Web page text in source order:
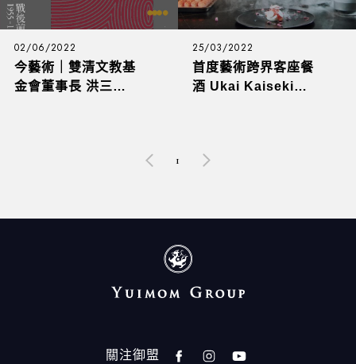
02/06/2022
今藝術｜雙清文教基
金會董事長 洪三雄
25/03/2022
首度藝術跨界客座餐
酒 Ukai Kaiseki聯
1
關注御盟